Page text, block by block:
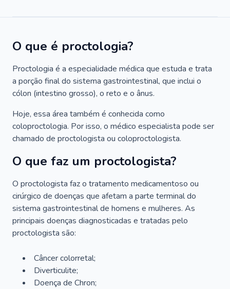
O que é proctologia?
Proctologia é a especialidade médica que estuda e trata
a porção final do sistema gastrointestinal, que inclui o
cólon (intestino grosso), o reto e o ânus.
Hoje, essa área também é conhecida como
coloproctologia. Por isso, o médico especialista pode ser
chamado de proctologista ou coloproctologista.
O que faz um proctologista?
O proctologista faz o tratamento medicamentoso ou
cirúrgico de doenças que afetam a parte terminal do
sistema gastrointestinal de homens e mulheres. As
principais doenças diagnosticadas e tratadas pelo
proctologista são:
Câncer colorretal;
Diverticulite;
Doença de Chron;